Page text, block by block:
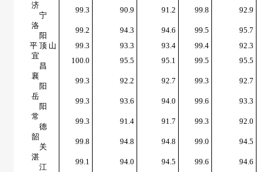
济
宁
99.3 90.9 91.2 99.8
92.9
洛
阳
99.2 94.3 94.6 99.5
95.7
平 顶 山
99.3 93.3 93.4 99.4
92.3
宜
昌
100.0 95.5 95.1 99.5
95.5
襄
阳
99.3 92.2 92.7 99.3
92.7
岳
阳
99.3 93.6 94.0 99.6
93.3
常
德
99.3 91.4 91.7 99.3
92.0
韶
关
99.8 94.8 94.8 99.0
94.5
湛
江
99.1 94.0 94.5 99.6
94.6